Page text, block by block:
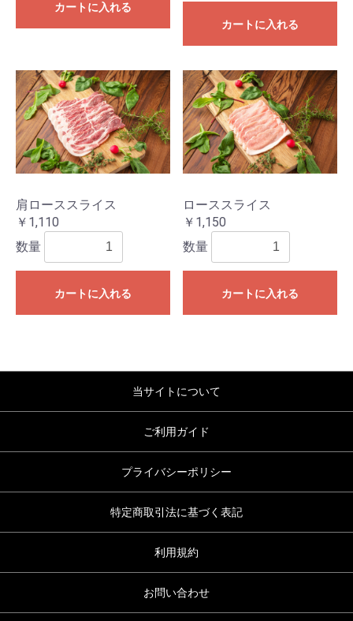
カートに入れる
カートに入れる
肩ローススライス
￥1,110
数量
カートに入れる
ローススライス
￥1,150
数量
カートに入れる
当サイトについて
ご利用ガイド
プライバシーポリシー
特定商取引法に基づく表記
利用規約
お問い合わせ